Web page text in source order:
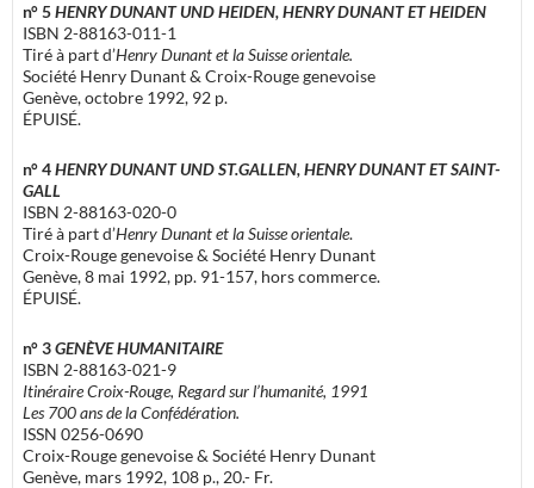
n° 5HENRY DUNANT UND HEIDEN, HENRY DUNANT ET HEIDEN
ISBN 2-88163-011-1
Tiré à part d’Henry Dunant et la Suisse orientale.
Société Henry Dunant & Croix-Rouge genevoise
Genève, octobre 1992, 92 p.
ÉPUISÉ.
n° 4HENRY DUNANT UND ST.GALLEN, HENRY DUNANT ET SAINT-
GALL
ISBN 2-88163-020-0
Tiré à part d’Henry Dunant et la Suisse orientale.
Croix-Rouge genevoise & Société Henry Dunant
Genève, 8 mai 1992, pp. 91-157, hors commerce.
ÉPUISÉ.
n° 3GENÈVE HUMANITAIRE
ISBN 2-88163-021-9
Itinéraire Croix-Rouge, Regard sur l’humanité, 1991
Les 700 ans de la Confédération.
ISSN 0256-0690
Croix-Rouge genevoise & Société Henry Dunant
Genève, mars 1992, 108 p., 20.- Fr.